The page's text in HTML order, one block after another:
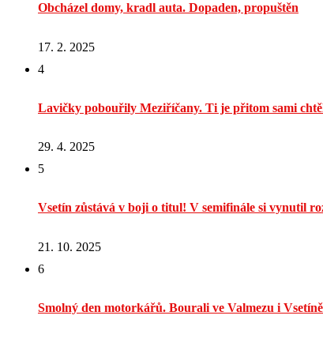
Obcházel domy, kradl auta. Dopaden, propuštěn
17. 2. 2025
4
Lavičky pobouřily Meziříčany. Ti je přitom sami
29. 4. 2025
5
Vsetín zůstává v boji o titul! V semifinále si vynutil
21. 10. 2025
6
Smolný den motorkářů. Bourali ve Valmezu i